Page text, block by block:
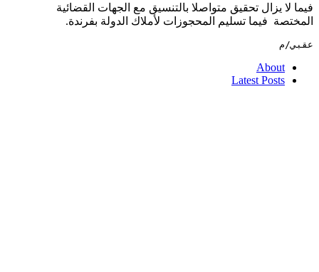
فيما لا يزال تحقيق متواصلا بالتنسيق مع الجهات القضائية
المختصة فيما تسليم المحجوزات لأملاك الدولة بفرندة.
عقبي/م
About
Latest Posts